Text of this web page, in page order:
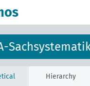
Hierarchy
Ausländer (rechtliche
Entsendung und
und
Handelspolitik u. allg.